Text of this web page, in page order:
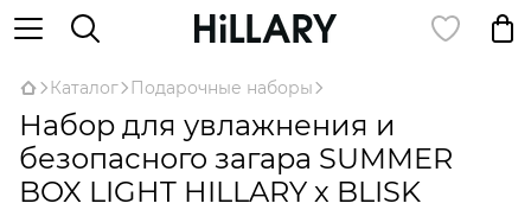
Каталог Подарочные наборы
Набор для увлажнения и
безопасного загара SUMMER
BOX LIGHT HILLARY х BLISK